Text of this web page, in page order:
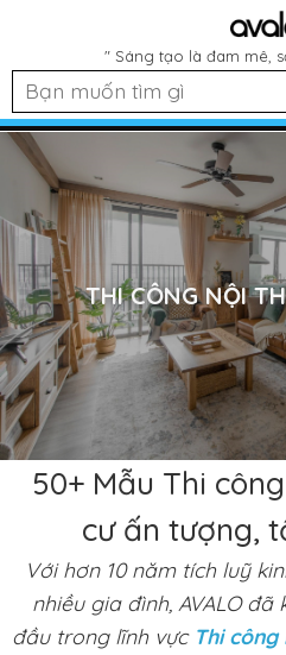
" Sáng tạo là đam mê,
THI CÔNG NỘI
50+ Mẫu Thi
cư ấn tượng,
Với hơn 10 năm tích luỹ
nhiều gia đình, AVALO
đầu trong lĩnh vực Thi